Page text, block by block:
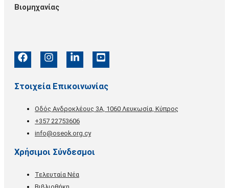
Βιομηχανίας
Στοιχεία Επικοινωνίας
Οδός Ανδροκλέους 3Α, 1060 Λευκωσία, Kύπρος
+357 22753606
info@oseok.org.cy
Χρήσιμοι Σύνδεσμοι
Τελευταία Νέα